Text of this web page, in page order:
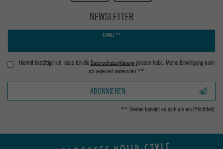
NEWSLETTER
E-MAIL **
Hiermit bestätige ich, dass ich die Daten­schutz­erklärunggelesen habe. Meine Einwilligung kann
ich jederzeit widerrufen.**
ABONNIEREN
** Hierbei handelt es sich um ein Pflichtfeld.